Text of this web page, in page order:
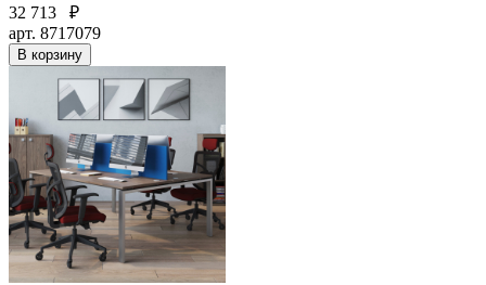
32 713
₽
арт. 8717079
В корзину